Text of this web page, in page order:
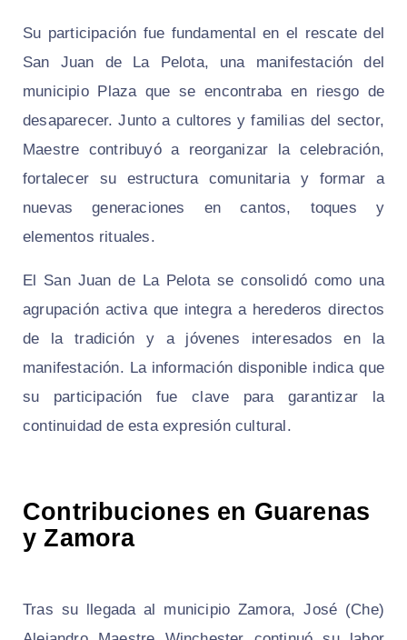
Su participación fue fundamental en el rescate del
San Juan de La Pelota, una manifestación del
municipio Plaza que se encontraba en riesgo de
desaparecer. Junto a cultores y familias del sector,
Maestre contribuyó a reorganizar la celebración,
fortalecer su estructura comunitaria y formar a
nuevas generaciones en cantos, toques y
elementos rituales.
El San Juan de La Pelota se consolidó como una
agrupación activa que integra a herederos directos
de la tradición y a jóvenes interesados en la
manifestación. La información disponible indica que
su participación fue clave para garantizar la
continuidad de esta expresión cultural.
Contribuciones en Guarenas
y Zamora
Tras su llegada al municipio Zamora, José (Che)